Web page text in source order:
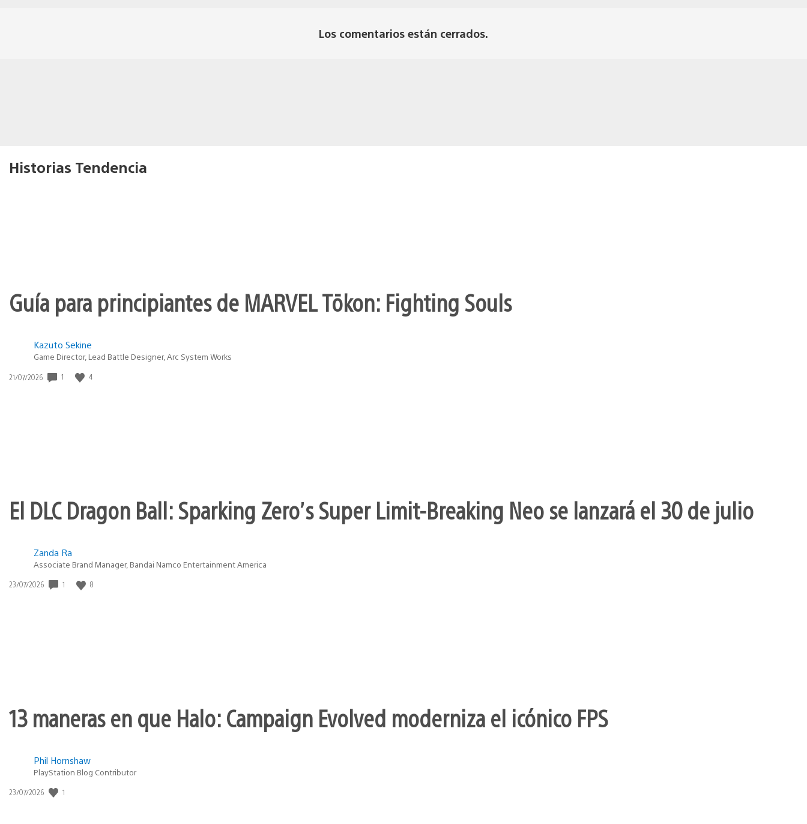
Los comentarios están cerrados.
Historias Tendencia
Guía para principiantes de MARVEL Tōkon: Fighting Souls
Kazuto Sekine
Game Director, Lead Battle Designer, Arc System Works
Fecha
21/07/2026 1 4
El DLC Dragon Ball: Sparking Zero’s Super Limit-Breaking Neo se lanzará el 30 de julio
Zanda Ra
Associate Brand Manager, Bandai Namco Entertainment America
Fecha
23/07/2026 1 8
13 maneras en que Halo: Campaign Evolved moderniza el icónico FPS
Phil Hornshaw
PlayStation Blog Contributor
Fecha
23/07/2026 1